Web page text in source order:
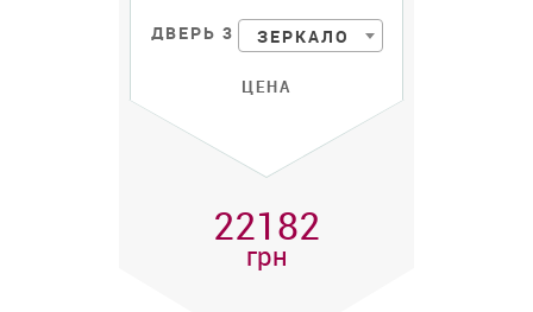
ДВЕРЬ 3 ЗЕРКАЛО
ЦЕНА
22182
грн